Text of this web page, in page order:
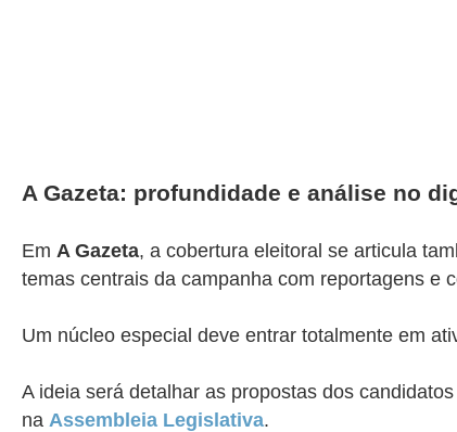
A Gazeta: profundidade e análise no
Em A Gazeta, a cobertura eleitoral se articula
temas centrais da campanha com reportagens e
Um núcleo especial deve entrar totalmente em
A ideia será detalhar as propostas dos
na Assembleia Legislativa.